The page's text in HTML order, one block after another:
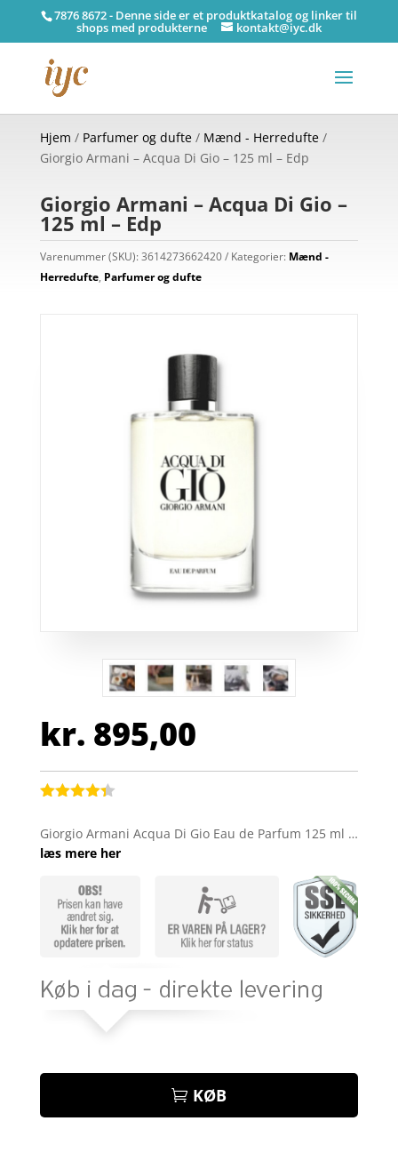
7876 8672 - Denne side er et produktkatalog og linker til
shops med produkterne kontakt@iyc.dk
Hjem / Parfumer og dufte/ Mænd - Herredufte/
Giorgio Armani – Acqua Di Gio – 125 ml – Edp
Giorgio Armani – Acqua Di Gio –
125 ml – Edp
Varenummer (SKU):3614273662420 Kategorier: Mænd -
Herredufte, Parfumer og dufte
kr. 895,00
ud af 5
baseret
mmelser
Giorgio Armani Acqua Di Gio Eau de Parfum 125 ml …
læs mere her
KØB